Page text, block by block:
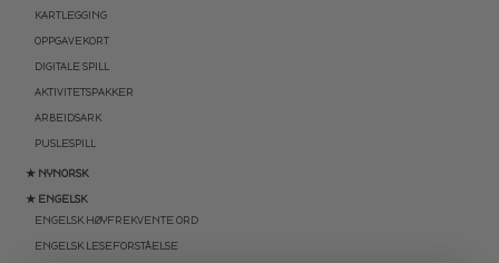
KARTLEGGING
OPPGAVEKORT
DIGITALE SPILL
AKTIVITETSPAKKER
ARBEIDSARK
PUSLESPILL
★ NYNORSK
★ ENGELSK
ENGELSK HØYFREKVENTE ORD
ENGELSK LESEFORSTÅELSE